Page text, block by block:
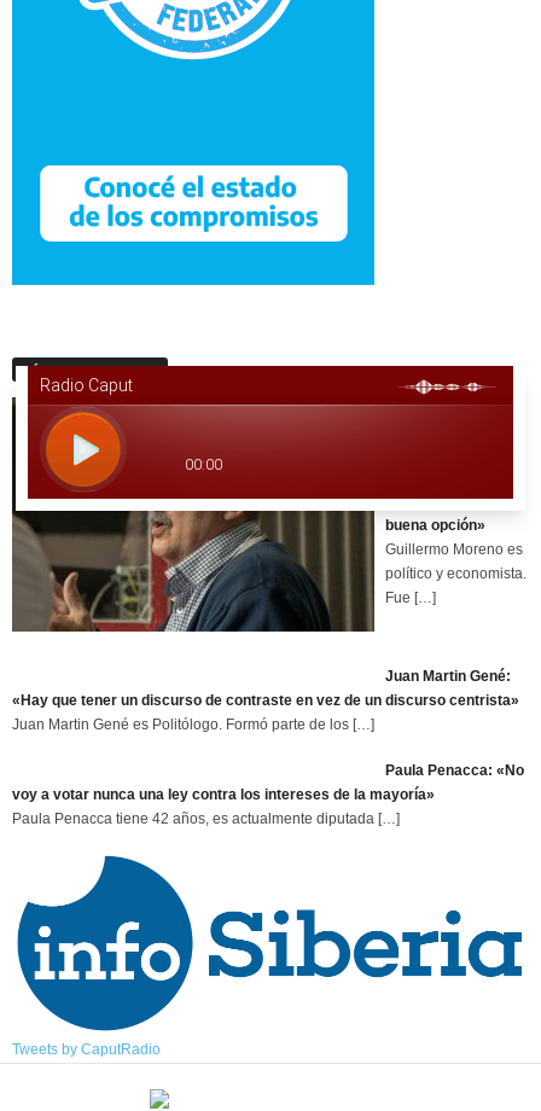
Últimas Noticias
Guillermo Moreno:
trabajando hay una
buena opción»
Guillermo Moreno es
político y economista.
Fue […]
Juan Martin Gené:
«Hay que tener un discurso de contraste en vez de un discurso centrista»
Juan Martin Gené es Politólogo. Formó parte de los […]
Paula Penacca: «No
voy a votar nunca una ley contra los intereses de la mayoría»
Paula Penacca tiene 42 años, es actualmente diputada […]
Tweets by CaputRadio